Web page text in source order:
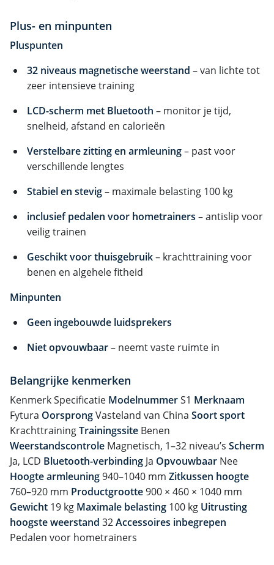
Plus- en minpunten
Pluspunten
32 niveaus magnetische weerstand – van lichte tot
zeer intensieve training
LCD-scherm met Bluetooth – monitor je tijd,
snelheid, afstand en calorieën
Verstelbare zitting en armleuning– past voor
verschillende lengtes
Stabiel en stevig– maximale belasting 100 kg
inclusief pedalen voor hometrainers – antislip voor
veilig trainen
Geschikt voor thuisgebruik– krachttraining voor
benen en algehele fitheid
Minpunten
Geen ingebouwde luidsprekers
Niet opvouwbaar– neemt vaste ruimte in
Belangrijke kenmerken
Kenmerk Specificatie ModelnummerS1 Merknaam
Fytura OorsprongVasteland van China Soort sport
KrachttrainingTrainingssite Benen
Weerstandscontrole Magnetisch, 1–32 niveau’s Scherm
Ja, LCD Bluetooth-verbinding Ja Opvouwbaar Nee
Hoogte armleuning940–1040 mm Zitkussen hoogte
760–920 mm Productgrootte900 × 460 × 1040 mm
Gewicht 19 kg Maximale belasting 100 kg Uitrusting
hoogste weerstand 32Accessoires inbegrepen
Pedalen voor hometrainers